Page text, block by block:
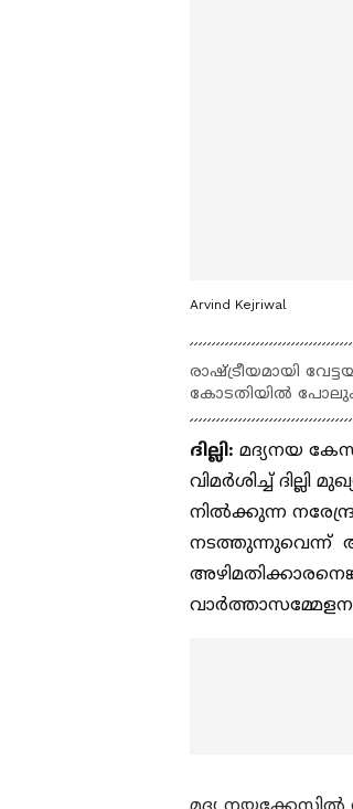
Arvind Kejriwal
രാഷ്ട്രീയമായി
കോടതിയില്‍
ദില്ലി: മദ്യനയ
വിമര്‍ശിച്ച് ദില്ലി
നില്‍ക്കുന്ന
നടത്തുന്നുവെന്ന്
മദ്യ നയക്കേസിൽ